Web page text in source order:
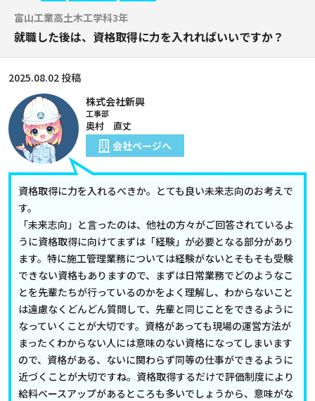
富山工業高土木工学科3年
就職した後は、資格取得に力を入れればいいですか？
2025.08.02 投稿
株式会社新興
工事部
奥村 直丈
会社ページへ
資格取得に力を入れるべきか。とても良い未来志向のお考えで
す。
「未来志向」と言ったのは、他社の方々がご回答されているよ
うに資格取得に向けてまずは「経験」が必要となる部分があり
ます。特に施工管理業務については経験がないとそもそも受験
できない資格もありますので、まずは日常業務でどのようなこ
とを先輩たちが行っているのかをよく理解し、わからないこと
は遠慮なくどんどん質問して、先輩と同じことをできるように
なっていくことが大切です。資格があっても現場の運営方法が
まったくわからない人には意味のない資格になってしまいます
ので、資格がある、ないに関わらず同等の仕事ができるように
近づくことが大切ですね。資格取得するだけで評価制度により
給料ベースアップがあるところも多いでしょうから、意味がな